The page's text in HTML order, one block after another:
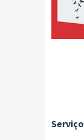
Serviço